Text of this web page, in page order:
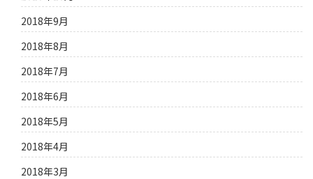
2018年9月
2018年8月
2018年7月
2018年6月
2018年5月
2018年4月
2018年3月